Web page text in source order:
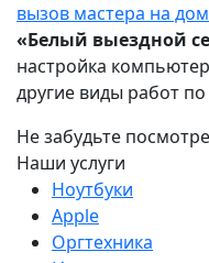
вызов мастера на
«Белый выездной
настройка
другие виды работ
Не забудьте
Наши услуги
Ноутбуки
Apple
Оргтехника